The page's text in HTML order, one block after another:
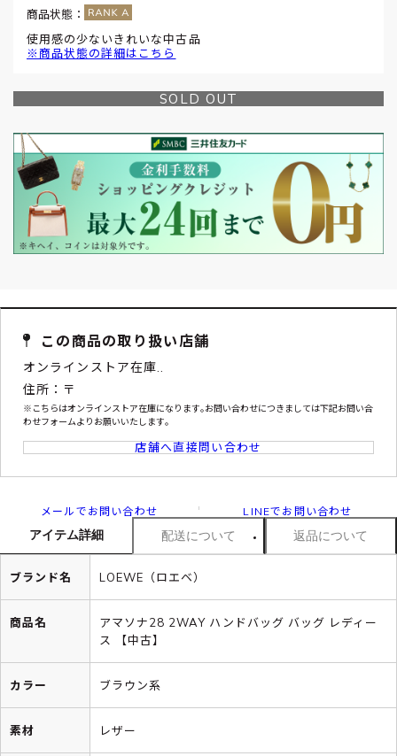
商品状態：
使用感の少ないきれいな中古品
※商品状態の詳細はこちら
SOLD OUT
この商品の取り扱い店舗
オンラインストア在庫..
住所：〒
※こちらはオンラインストア在庫になります｡お問い合わせにつきましては下記お問い合
わせフォームよりお願いいたします｡
店舗へ直接問い合わせ
メールでお問い合わせ LINEでお問い合わせ
アイテム詳細 配送について 返品について
ブランド名 LOEWE（ロエベ）
商品名
アマソナ28 2WAY ハンドバッグ バッグ レディー
ス 【中古】
カラー ブラウン系
素材 レザー